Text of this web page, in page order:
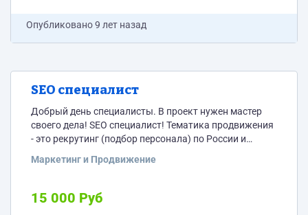
Опубликовано9 лет назад
SEO специалист
Добрый день специалисты. В проект нужен мастер
своего дела! SEO специалист! Тематика продвижения
- это рекрутинг (подбор персонала) по России и
Возможны и другие проекты в параллельном
зарплата, прошу предлагайте свою стоимость, но с
убедительными аргументами. Все материалы
Маркетинг и Продвижение
15 000 Руб